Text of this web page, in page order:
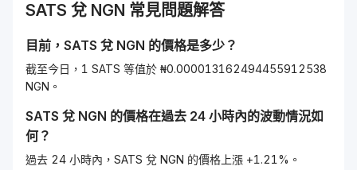
SATS 兌 NGN 常見問題解答
目前， SATS 兌 NGN 的價格是多少？
截至今日，1 SATS 等值於 ₦0.000013162494455912538
NGN。
SATS 兌 NGN 的價格在過去 24 小時內的波動情況如
何？
過去 24 小時內，SATS 兌 NGN 的價格上漲 +1.21%。